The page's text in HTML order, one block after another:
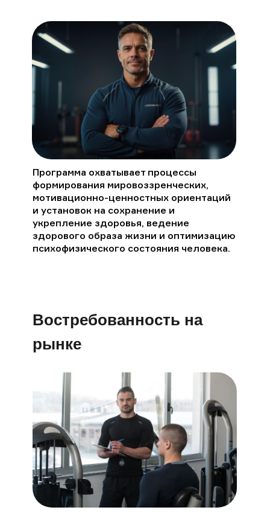
Программа охватывает процессы
формирования мировоззренческих,
мотивационно-ценностных ориентаций
и установок на сохранение и
укрепление здоровья, ведение
здорового образа жизни и оптимизацию
психофизического состояния человека.
Востребованность на
рынке